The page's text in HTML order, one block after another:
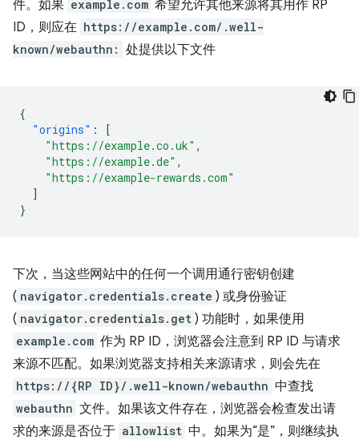
件。如果 example.com 希望允许其他来源将其用作 RP
ID，则应在 https://example.com/.well-
known/webauthn: 处提供以下文件
{
"origins" :
[
"https://example.co.uk" ,
"https://example.de" ,
"https://example-rewards.com"
]
}
下次，当这些网站中的任何一个调用通行密钥创建
( navigator.credentials.create ) 或身份验证
( navigator.credentials.get ) 功能时，如果使用
example.com 作为 RP ID，浏览器会注意到 RP ID 与请求
来源不匹配。如果浏览器支持相关来源请求，则会先在
https://{RP ID}/.well-known/webauthn 中查找
webauthn 文件。如果该文件存在，浏览器会检查发出请
求的来源是否位于 allowlist 中。如果为“是”，则继续执